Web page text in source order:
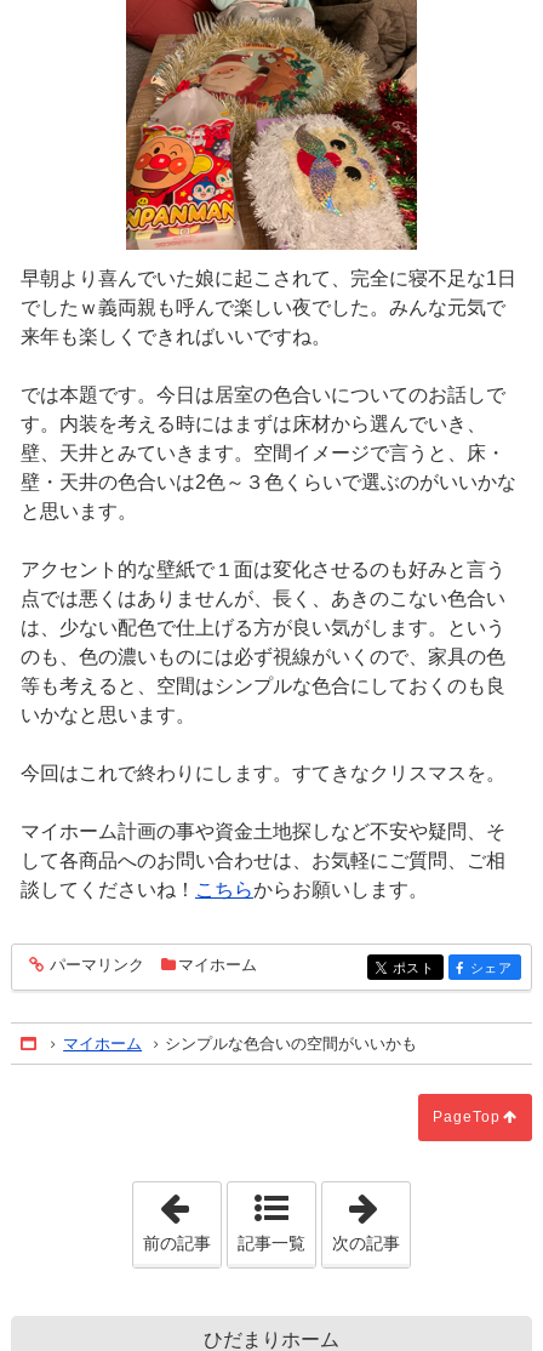
早朝より喜んでいた娘に起こされて、完全に寝不足な1日
でしたｗ義両親も呼んで楽しい夜でした。みんな元気で
来年も楽しくできればいいですね。
では本題です。今日は居室の色合いについてのお話しで
す。内装を考える時にはまずは床材から選んでいき、
壁、天井とみていきます。空間イメージで言うと、床・
壁・天井の色合いは2色～３色くらいで選ぶのがいいかな
と思います。
アクセント的な壁紙で１面は変化させるのも好みと言う
点では悪くはありませんが、長く、あきのこない色合い
は、少ない配色で仕上げる方が良い気がします。という
のも、色の濃いものには必ず視線がいくので、家具の色
等も考えると、空間はシンプルな色合にしておくのも良
いかなと思います。
今回はこれで終わりにします。すてきなクリスマスを。
マイホーム計画の事や資金土地探しなど不安や疑問、そ
して各商品へのお問い合わせは、お気軽にご質問、ご相
談してくださいね！ こちらからお願いします。
entry499
パーマリンク マイホーム entry499
ポスト entry499
シェア
Home
マイホーム シンプルな色合いの空間がいいかも
PageTop
「中古住宅のインスペクション」
前の記事 記事一覧 次の記事
ひだまりホーム